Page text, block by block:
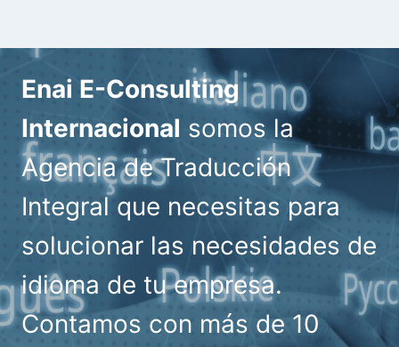
Enai E-Consulting
Internacional somos la
Agencia de Traducción
Integral que necesitas para
solucionar las necesidades de
idioma de tu empresa.
Contamos con más de 10